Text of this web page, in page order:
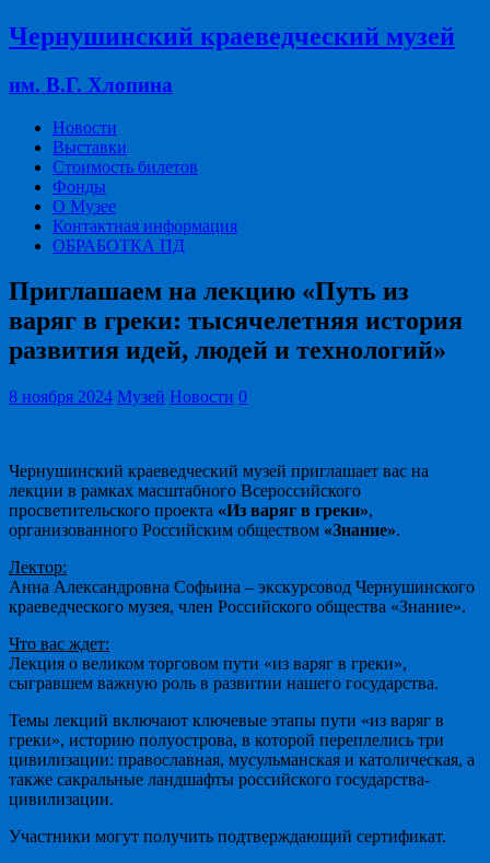
Чернушинский краеведческий музей
им. В.Г. Хлопина
Новости
Выставки
Стоимость билетов
Фонды
О Музее
Контактная информация
ОБРАБОТКА ПД
Приглашаем на лекцию «Путь из
варяг в греки: тысячелетняя история
развития идей, людей и технологий»
8 ноября 2024 Музей Новости 0
Чернушинский краеведческий музей приглашает вас на
лекции в рамках масштабного Всероссийского
просветительского проекта «Из варяг в греки»,
организованного Российским обществом «Знание».
Лектор:
Анна Александровна Софьина – экскурсовод Чернушинского
краеведческого музея, член Российского общества «Знание».
Что вас ждет:
Лекция о великом торговом пути «из варяг в греки»,
сыгравшем важную роль в развитии нашего государства.
Темы лекций включают ключевые этапы пути «из варяг в
греки», историю полуострова, в которой переплелись три
цивилизации: православная, мусульманская и католическая, а
также сакральные ландшафты российского государства-
цивилизации.
Участники могут получить подтверждающий сертификат.